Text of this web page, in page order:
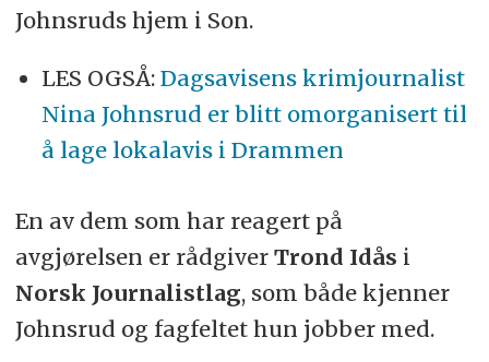
Johnsruds hjem i Son.
LES OGSÅ: Dagsavisens krimjournalist
Nina Johnsrud er blitt omorganisert til
å lage lokalavis i Drammen
En av dem som har reagert på
avgjørelsen er rådgiver Trond Idås i
Norsk Journalistlag, som både kjenner
Johnsrud og fagfeltet hun jobber med.